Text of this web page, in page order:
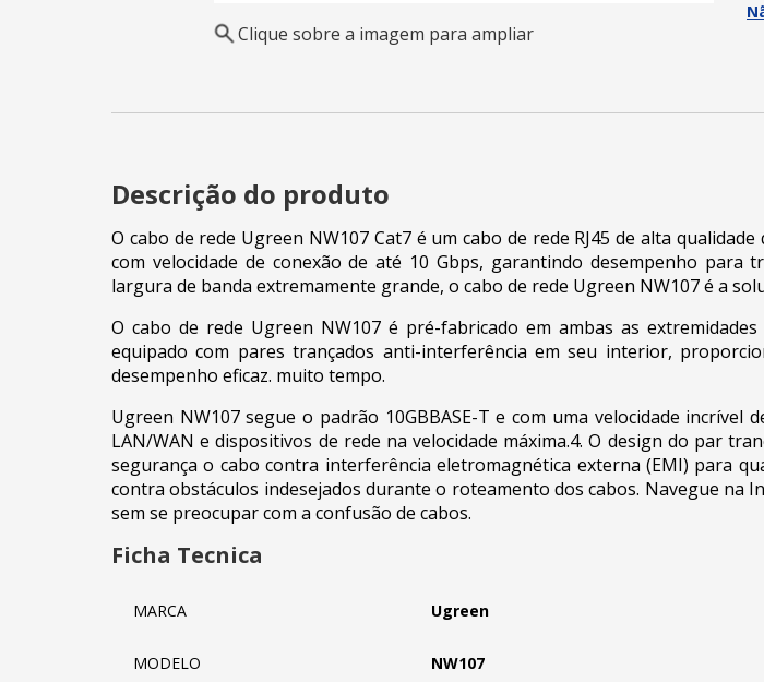
Clique sobre a imagem para ampliar
Descrição do produto
O cabo de rede Ugreen NW107 Cat7 é um cabo de rede RJ45 de alta
com velocidade de conexão de até 10 Gbps, garantindo desempenho para
largura de banda extremamente grande, o cabo de rede Ugreen NW107 é a
O cabo de rede Ugreen NW107 é pré-fabricado em ambas as
equipado com pares trançados anti-interferência em seu interior,
desempenho eficaz. muito tempo.
Ugreen NW107 segue o padrão 10GBBASE-T e com uma velocidade
LAN/WAN e dispositivos de rede na velocidade máxima.4. O design do par
segurança o cabo contra interferência eletromagnética externa (EMI) para
contra obstáculos indesejados durante o roteamento dos cabos. Navegue na
sem se preocupar com a confusão de cabos.
Ficha Tecnica
MARCA Ugreen
MODELO NW107